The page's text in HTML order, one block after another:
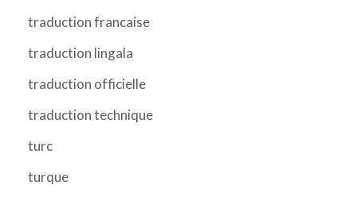
traduction francaise
traduction lingala
traduction officielle
traduction technique
turc
turque